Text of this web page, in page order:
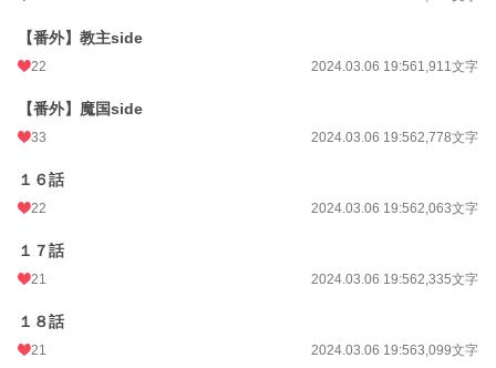
【番外】教主side
22 2024.03.06 19:561,911文字
【番外】魔国side
33 2024.03.06 19:562,778文字
１６話
22 2024.03.06 19:562,063文字
１７話
21 2024.03.06 19:562,335文字
１８話
21 2024.03.06 19:563,099文字